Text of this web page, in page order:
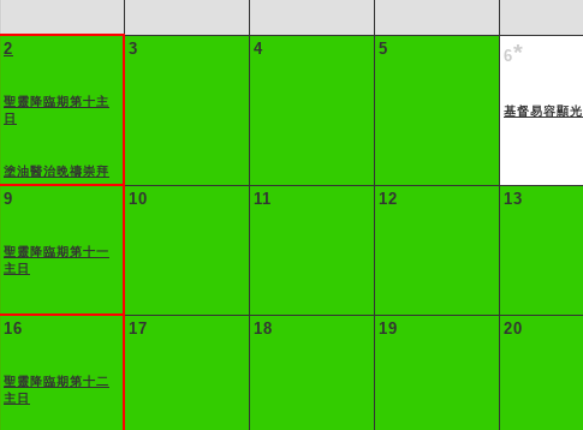
2
聖靈降臨期第十主
日
塗油醫治晩禱崇拜
3 4 5 6*
基督易容顯光
9
聖靈降臨期第十一
主日
10 11 12 13
16
聖靈降臨期第十二
主日
17 18 19 20